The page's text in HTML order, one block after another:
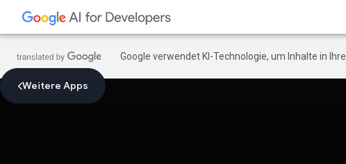
Google verwendet KI-Technologie, um Inhalte in
Weitere Apps